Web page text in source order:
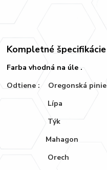
Kompletné špecifikácie
Farba vhodná na úle .
Odtiene : Oregonská pinie
Lípa
Týk
Mahagon
Orech